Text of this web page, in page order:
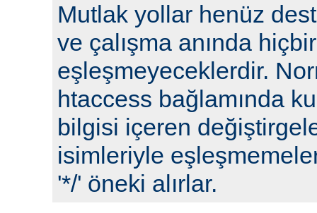
Mutlak yollar henüz
ve çalışma anında
eşleşmeyeceklerdir.
htaccess bağlamında
bilgisi içeren
isimleriyle
'*/' öneki alırlar.